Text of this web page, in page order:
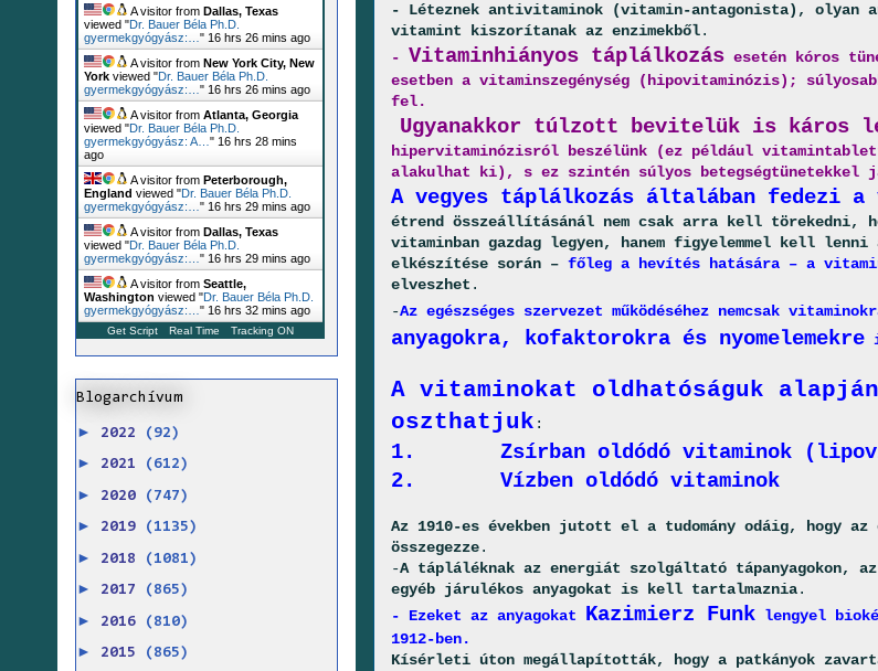
- Léteznek antivitaminok (vitamin-antagonista), olyan
vitamint kiszorítanak az enzimekből.
- Vitaminhiányos táplálkozás esetén kóros
esetben a vitaminszegénység (hipovitaminózis);
fel.
Ugyanakkor túlzott bevitelük is káros
hipervitaminózisról beszélünk (ez például
alakulhat ki), s ez szintén súlyos betegségtünetekkel
A vegyes táplálkozás általában fedezi a
étrend összeállításánál nem csak arra kell törekedni,
vitaminban gazdag legyen, hanem figyelemmel kell
elkészítése során – főleg a hevítés hatására – a
elveszhet .
-Az egészséges szervezet működéséhez nemcsak
anyagokra, kofaktorokra és nyomelemekre
A vitaminokat oldhatóságuk
oszthatjuk :
1.
Zsírban oldódó vitaminok
2.
Vízben oldódó vitaminok
Az 1910-es években jutott el a tudomány odáig, hogy az
összegezze.
-A tápláléknak az energiát szolgáltató tápanyagokon,
egyéb járulékos anyagokat is kell tartalmaznia.
- Ezeket az anyagokat Kazimierz Funk lengyel
1912-ben.
Kísérleti úton megállapították, hogy a patkányok
A visitor from Dallas, Texas
viewed "Dr. Bauer Béla Ph.D.
gyermekgyógyász:… " 16 hrs 26 mins ago
A visitor from New York City, New
York viewed "Dr. Bauer Béla Ph.D.
gyermekgyógyász:… " 16 hrs 26 mins ago
A visitor from Atlanta, Georgia
viewed "Dr. Bauer Béla Ph.D.
gyermekgyógyász: A… " 16 hrs 28 mins
ago
A visitor from Peterborough,
England viewed "Dr. Bauer Béla Ph.D.
gyermekgyógyász:… " 16 hrs 29 mins ago
A visitor from Dallas, Texas
viewed "Dr. Bauer Béla Ph.D.
gyermekgyógyász:… " 16 hrs 29 mins ago
A visitor from Seattle,
Washington viewed "Dr. Bauer Béla Ph.D.
gyermekgyógyász:… " 16 hrs 32 mins ago
Get Script Real Time Tracking ON
Blogarchívum
► 2022 (92)
► 2021 (612)
► 2020 (747)
► 2019 (1135)
► 2018 (1081)
► 2017 (865)
► 2016 (810)
► 2015 (865)